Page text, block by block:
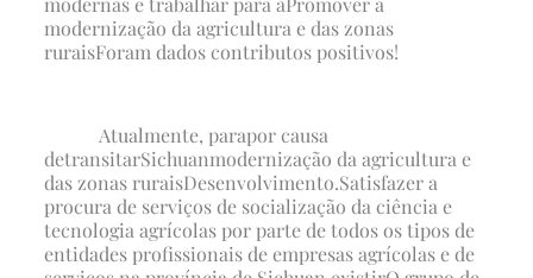
modernização da agricultura e das zonas
ruraisForam dados contributos positivos!
Atualmente, parapor causa
detransitarSichuanmodernização da agricultura e
das zonas ruraisDesenvolvimento.Satisfazer a
procura de serviços de socialização da ciência e
tecnologia agrícolas por parte de todos os tipos de
entidades profissionais de empresas agrícolas e de